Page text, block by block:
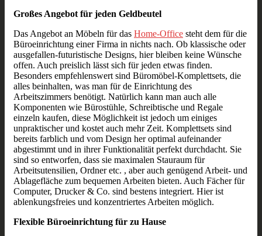
Großes Angebot für jeden Geldbeutel
Das Angebot an Möbeln für das Home-Office steht dem für die
Büroeinrichtung einer Firma in nichts nach. Ob klassische oder
ausgefallen-futuristische Designs, hier bleiben keine Wünsche
offen. Auch preislich lässt sich für jeden etwas finden.
Besonders empfehlenswert sind Büromöbel-Komplettsets, die
alles beinhalten, was man für de Einrichtung des
Arbeitszimmers benötigt. Natürlich kann man auch alle
Komponenten wie Bürostühle, Schreibtische und Regale
einzeln kaufen, diese Möglichkeit ist jedoch um einiges
unpraktischer und kostet auch mehr Zeit. Komplettsets sind
bereits farblich und vom Design her optimal aufeinander
abgestimmt und in ihrer Funktionalität perfekt durchdacht. Sie
sind so entworfen, dass sie maximalen Stauraum für
Arbeitsutensilien, Ordner etc. , aber auch genügend Arbeit- und
Ablagefläche zum bequemen Arbeiten bieten. Auch Fächer für
Computer, Drucker & Co. sind bestens integriert. Hier ist
ablenkungsfreies und konzentriertes Arbeiten möglich.
Flexible Büroeinrichtung für zu Hause